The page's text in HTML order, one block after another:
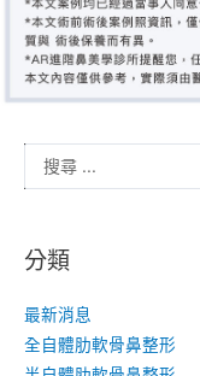
分類
最新消息
全自體肋軟骨鼻整形